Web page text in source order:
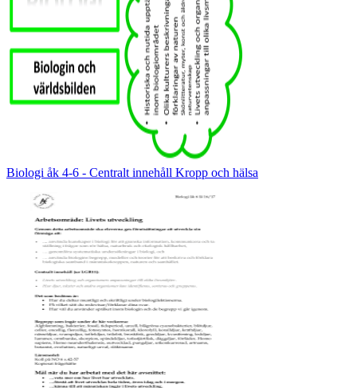
Biologi åk 4-6 - Centralt innehåll Kropp och hälsa